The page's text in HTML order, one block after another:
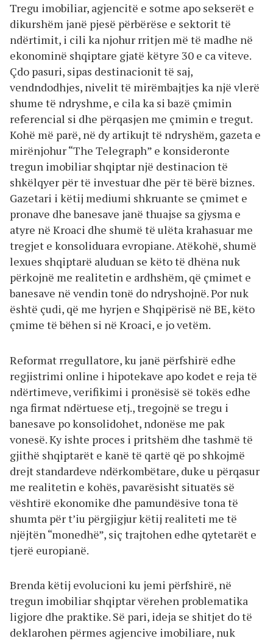
Tregu imobiliar, agjencitë e sotme apo sekserët e
dikurshëm janë pjesë përbërëse e sektorit të
ndërtimit, i cili ka njohur rritjen më të madhe në
ekonominë shqiptare gjatë këtyre 30 e ca viteve.
Çdo pasuri, sipas destinacionit të saj,
vendndodhjes, nivelit të mirëmbajtjes ka një vlerë
shume të ndryshme, e cila ka si bazë çmimin
referencial si dhe përqasjen me çmimin e tregut.
Kohë më parë, në dy artikujt të ndryshëm, gazeta e
mirënjohur “The Telegraph” e konsideronte
tregun imobiliar shqiptar një destinacion të
shkëlqyer për të investuar dhe për të bërë biznes.
Gazetari i këtij mediumi shkruante se çmimet e
pronave dhe banesave janë thuajse sa gjysma e
atyre në Kroaci dhe shumë të ulëta krahasuar me
tregjet e konsoliduara evropiane. Atëkohë, shumë
lexues shqiptarë aluduan se këto të dhëna nuk
përkojnë me realitetin e ardhshëm, që çmimet e
banesave në vendin tonë do ndryshojnë. Por nuk
është çudi, që me hyrjen e Shqipërisë në BE, këto
çmime të bëhen si në Kroaci, e jo vetëm.
Reformat rregullatore, ku janë përfshirë edhe
regjistrimi online i hipotekave apo kodet e reja të
ndërtimeve, verifikimi i pronësisë së tokës edhe
nga firmat ndërtuese etj., tregojnë se tregu i
banesave po konsolidohet, ndonëse me pak
vonesë. Ky ishte proces i pritshëm dhe tashmë të
gjithë shqiptarët e kanë të qartë që po shkojmë
drejt standardeve ndërkombëtare, duke u përqasur
me realitetin e kohës, pavarësisht situatës së
vështirë ekonomike dhe pamundësive tona të
shumta për t’iu përgjigjur këtij realiteti me të
njëjtën “monedhë”, siç trajtohen edhe qytetarët e
tjerë europianë.
Brenda këtij evolucioni ku jemi përfshirë, në
tregun imobiliar shqiptar vërehen problematika
ligjore dhe praktike. Së pari, ideja se shitjet do të
deklarohen përmes agjencive imobiliare, nuk